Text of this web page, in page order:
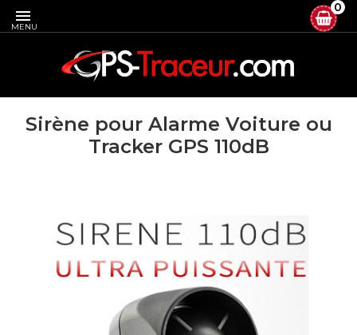
MENU
 0
Sirène pour Alarme Voiture ou
Tracker GPS 110dB